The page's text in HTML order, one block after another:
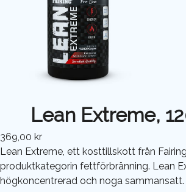
Lean Extreme,
369,00 kr
Lean Extreme, ett kosttillskott från
produktkategorin fettförbränning. Lean
högkoncentrerad och noga sammansatt.